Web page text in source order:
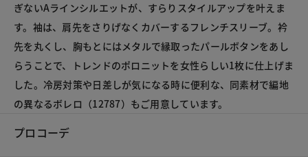
ぎないAラインシルエットが、すらりスタイルアップを叶えま
す。袖は、肩先をさりげなくカバーするフレンチスリーブ。衿
先を丸くし、胸もとにはメタルで縁取ったパールボタンをあし
らうことで、トレンドのポロニットを女性らしい1枚に仕上げま
した。冷房対策や日差しが気になる時に便利な、同素材で編地
の異なるボレロ（12787）もご用意しています。
プロコーデ